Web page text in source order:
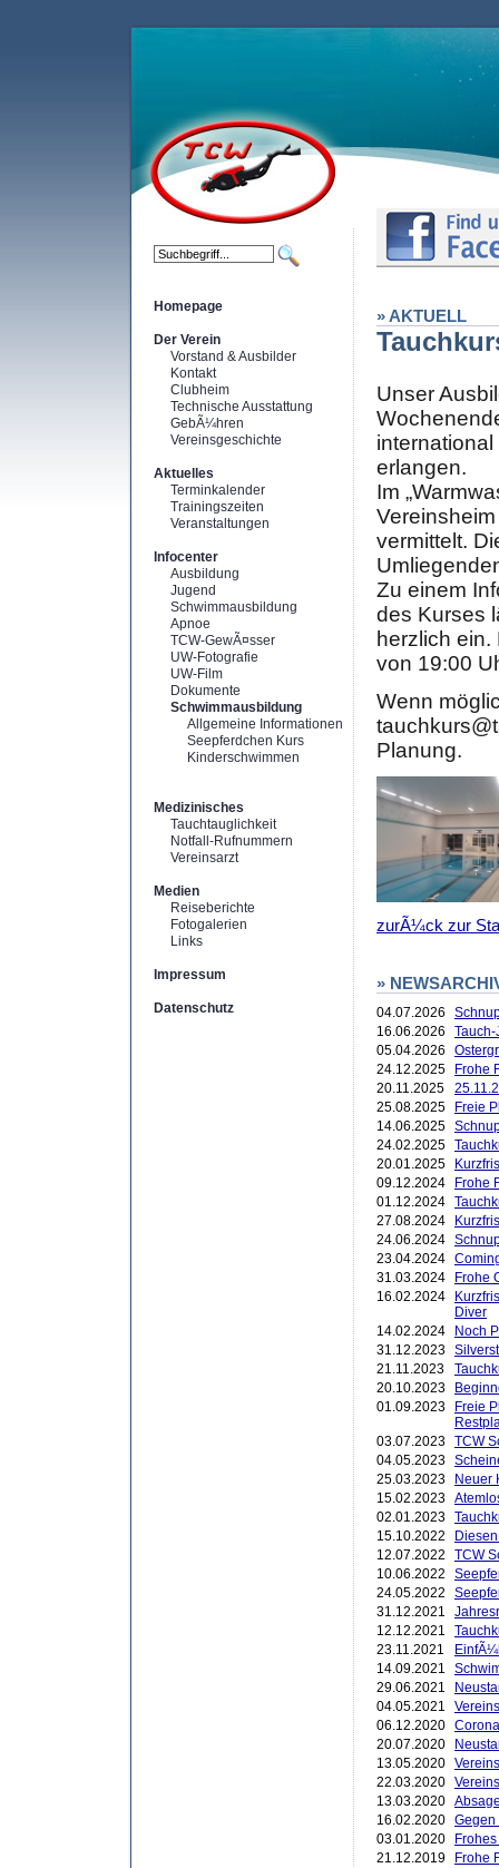
Homepage
Der Verein
Vorstand & Ausbilder
Kontakt
Clubheim
Technische Ausstattung
GebÃ¼hren
Vereinsgeschichte
Aktuelles
Terminkalender
Trainingszeiten
Veranstaltungen
Infocenter
Ausbildung
Jugend
Schwimmausbildung
Apnoe
TCW-GewÃ¤sser
UW-Fotografie
UW-Film
Dokumente
Schwimmausbildung
Allgemeine Informationen
Seepferdchen Kurs
Kinderschwimmen
Medizinisches
Tauchtauglichkeit
Notfall-Rufnummern
Vereinsarzt
Medien
Reiseberichte
Fotogalerien
Links
Impressum
Datenschutz
» AKTUELL
Unser
erlangen.
Im
vermittelt.
Zu einem
des Kurses
herzlich
von 19:00
Wenn
Planung.
zurÃ¼ck zur
»
04.07.2026
16.06.2026
05.04.2026
24.12.2025
Frohe
20.11.2025
25.08.2025
Freie
14.06.2025
24.02.2025
20.01.2025
09.12.2024
Frohe
01.12.2024
27.08.2024
24.06.2024
23.04.2024
31.03.2024
Frohe
16.02.2024
Diver
14.02.2024
Noch
31.12.2023
21.11.2023
20.10.2023
01.09.2023
Freie
03.07.2023 TCW
04.05.2023
25.03.2023
Neuer
15.02.2023
02.01.2023
15.10.2022
12.07.2022
TCW
10.06.2022
24.05.2022
31.12.2021
12.12.2021
23.11.2021
14.09.2021
29.06.2021
04.05.2021
06.12.2020
20.07.2020
13.05.2020
22.03.2020
13.03.2020
16.02.2020 Gegen
03.01.2020
21.12.2019
Frohe